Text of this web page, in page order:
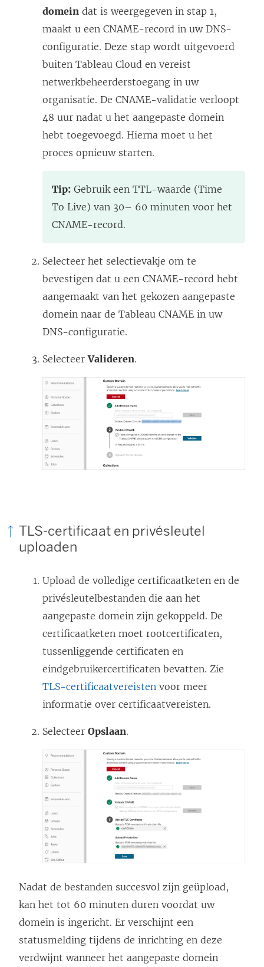
domein dat is weergegeven in stap 1,
maakt u een CNAME-record in uw DNS-
configuratie. Deze stap wordt uitgevoerd
buiten Tableau Cloud en vereist
netwerkbeheerderstoegang in uw
organisatie. De CNAME-validatie verloopt
48 uur nadat u het aangepaste domein
hebt toegevoegd. Hierna moet u het
proces opnieuw starten.
Tip: Gebruik een TTL-waarde (Time
To Live) van 30– 60 minuten voor het
CNAME-record.
Selecteer het selectievakje om te
bevestigen dat u een CNAME-record hebt
aangemaakt van het gekozen aangepaste
domein naar de Tableau CNAME in uw
DNS-configuratie.
SelecteerValideren.
TLS-certificaat en privésleutel
uploaden
Upload de volledige certificaatketen en de
privésleutelbestanden die aan het
aangepaste domein zijn gekoppeld. De
certificaatketen moet rootcertificaten,
tussenliggende certificaten en
eindgebruikercertificaten bevatten. Zie
TLS-certificaatvereisten voor meer
informatie over certificaatvereisten.
Selecteer Opslaan.
Nadat de bestanden succesvol zijn geüpload,
kan het tot 60 minuten duren voordat uw
domein is ingericht. Er verschijnt een
statusmelding tijdens de inrichting en deze
verdwijnt wanneer het aangepaste domein